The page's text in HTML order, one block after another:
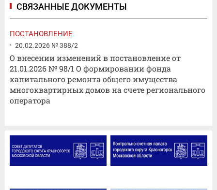
СВЯЗАННЫЕ ДОКУМЕНТЫ
ПОСТАНОВЛЕНИЕ
20.02.2026 № 388/2
О внесении изменений в постановление от
21.01.2026 № 98/1 О формировании фонда
капитального ремонта общего имущества
многоквартирных домов на счете регионального
оператора